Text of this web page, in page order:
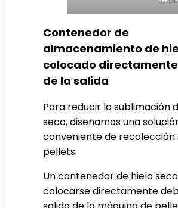
Contenedor de
almacenamiento de
colocado
de la salida
Para reducir la sublimación
seco, diseñamos una
conveniente de recolección
pellets:
Un contenedor de hielo
colocarse directamente